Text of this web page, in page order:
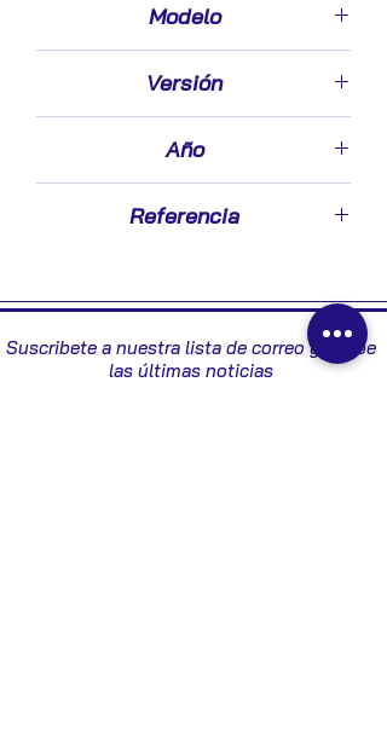
Modelo
Versión
Año
Referencia
Suscribete a nuestra lista de correo y recibe
las últimas noticias